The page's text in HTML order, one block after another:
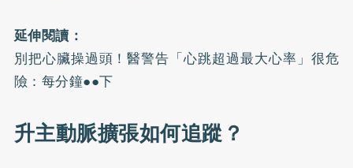
延伸閱讀：
別把心臟操過頭！醫警告「心跳超過最大心率」很危
險：每分鐘●●下
升主動脈擴張如何追蹤？